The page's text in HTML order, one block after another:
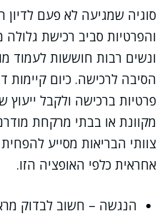
סוגיה שמגיעה לא פעם
והפרטיות סביב רכישת גלולה
ונשים רבות חוששות לעמוד
הסיבה לרכישה. כיום קיימות
פרטיות ברכישה ולקבל
מקוונת או בבתי מרקחת
צוותי הבריאות מסייע
אחראית כלפי האופציה הזו.
הנגשה – חשוב לבדוק